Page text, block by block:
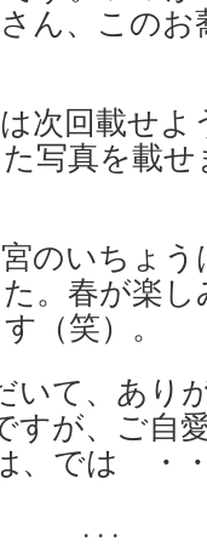
ん、この
次回載せ
写真を載
のいちょ
。春が楽
（笑）。
いて、あり
すが、ご自
、では ・
. . .